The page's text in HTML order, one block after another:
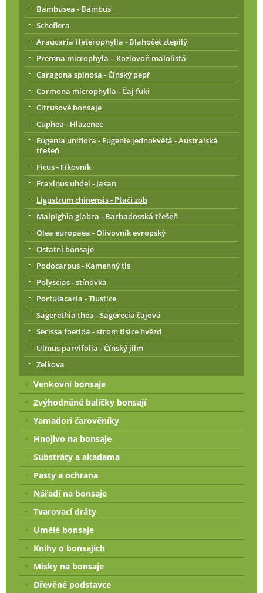
Bambusea - Bambus
Scheflera
Araucaria Heterophylla - Blahočet ztepilý
Premna microphyla – Kozlovoň malolistá
Caragona spinosa - Čínský pepř
Carmona microphylla - Čaj fuki
Citrusové bonsaje
Cuphea - Hlazenec
Eugenia uniflora - Eugenie jednokvětá - Australská
třešeň
Ficus - Fíkovník
Fraxinus uhdei - Jasan
Ligustrum chinensis - Ptačí zob
Malpighia glabra - Barbadosská třešeň
Olea europaea - Olivovník evropský
Ostatní bonsaje
Podocarpus - Kamenný tis
Polyscias - stínovka
Portulacaria - Tlustice
Sagerethia thea - Sagerecia čajová
Serissa foetida - strom tisíce hvězd
Ulmus parvifolia - Čínský jilm
Zelkova
Venkovní bonsaje
Zvýhodněné balíčky bonsají
Yamadori čarověníky
Hnojivo na bonsaje
Substráty a akadama
Pasty a ochrana
Nářadí na bonsaje
Tvarovací dráty
Umělé bonsaje
Knihy o bonsajích
Misky na bonsaje
Dřevěné podstavce